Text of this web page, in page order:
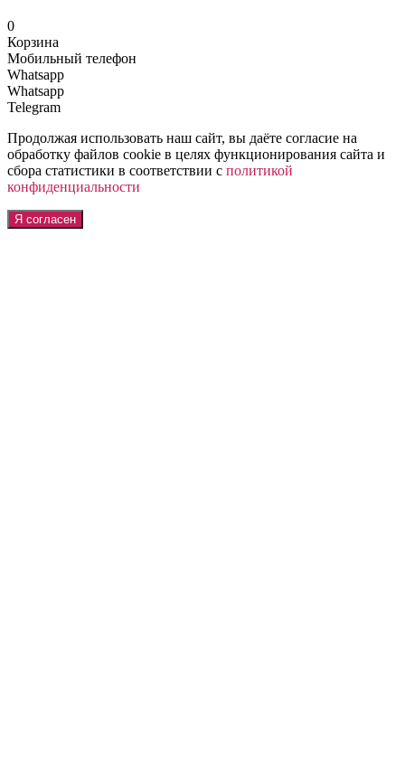
0
Корзина
Мобильный телефон
Whatsapp
Whatsapp
Telegram
Продолжая использовать наш сайт, вы даёте согласие на
обработку файлов cookie в целях функционирования сайта и
сбора статистики в соответствии с политикой
конфиденциальности
Я согласен